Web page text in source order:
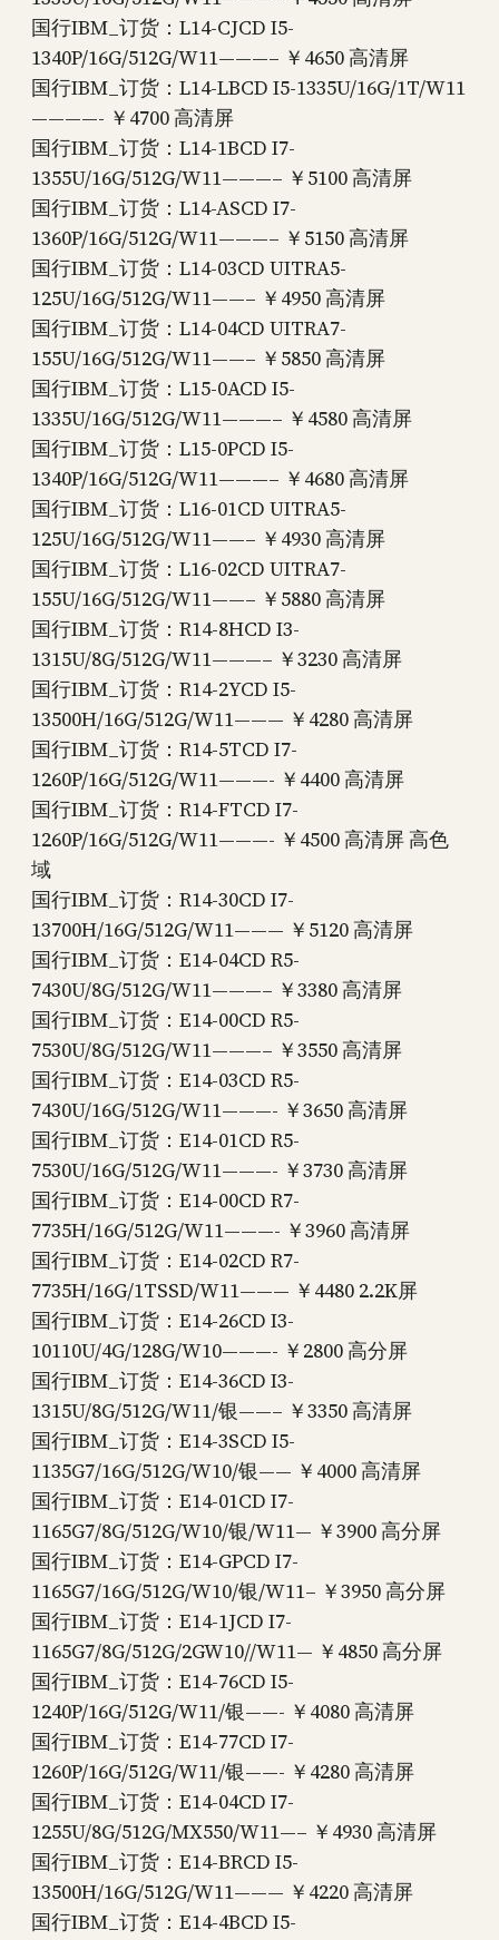
国行IBM_订货：L14-CJCD I5-
1340P/16G/512G/W11———– ￥4650 高清屏
国行IBM_订货：L14-LBCD I5-1335U/16G/1T/W11
————- ￥4700 高清屏
国行IBM_订货：L14-1BCD I7-
1355U/16G/512G/W11———– ￥5100 高清屏
国行IBM_订货：L14-ASCD I7-
1360P/16G/512G/W11———– ￥5150 高清屏
国行IBM_订货：L14-03CD UITRA5-
125U/16G/512G/W11——– ￥4950 高清屏
国行IBM_订货：L14-04CD UITRA7-
155U/16G/512G/W11——– ￥5850 高清屏
国行IBM_订货：L15-0ACD I5-
1335U/16G/512G/W11———– ￥4580 高清屏
国行IBM_订货：L15-0PCD I5-
1340P/16G/512G/W11———– ￥4680 高清屏
国行IBM_订货：L16-01CD UITRA5-
125U/16G/512G/W11——– ￥4930 高清屏
国行IBM_订货：L16-02CD UITRA7-
155U/16G/512G/W11——– ￥5880 高清屏
国行IBM_订货：R14-8HCD I3-
1315U/8G/512G/W11———– ￥3230 高清屏
国行IBM_订货：R14-2YCD I5-
13500H/16G/512G/W11——— ￥4280 高清屏
国行IBM_订货：R14-5TCD I7-
1260P/16G/512G/W11———- ￥4400 高清屏
国行IBM_订货：R14-FTCD I7-
1260P/16G/512G/W11———- ￥4500 高清屏 高色
域
国行IBM_订货：R14-30CD I7-
13700H/16G/512G/W11——— ￥5120 高清屏
国行IBM_订货：E14-04CD R5-
7430U/8G/512G/W11———– ￥3380 高清屏
国行IBM_订货：E14-00CD R5-
7530U/8G/512G/W11———– ￥3550 高清屏
国行IBM_订货：E14-03CD R5-
7430U/16G/512G/W11———- ￥3650 高清屏
国行IBM_订货：E14-01CD R5-
7530U/16G/512G/W11———- ￥3730 高清屏
国行IBM_订货：E14-00CD R7-
7735H/16G/512G/W11———- ￥3960 高清屏
国行IBM_订货：E14-02CD R7-
7735H/16G/1TSSD/W11——— ￥4480 2.2K屏
国行IBM_订货：E14-26CD I3-
10110U/4G/128G/W10———- ￥2800 高分屏
国行IBM_订货：E14-36CD I3-
1315U/8G/512G/W11/银——– ￥3350 高清屏
国行IBM_订货：E14-3SCD I5-
1135G7/16G/512G/W10/银—— ￥4000 高清屏
国行IBM_订货：E14-01CD I7-
1165G7/8G/512G/W10/银/W11— ￥3900 高分屏
国行IBM_订货：E14-GPCD I7-
1165G7/16G/512G/W10/银/W11– ￥3950 高分屏
国行IBM_订货：E14-1JCD I7-
1165G7/8G/512G/2GW10//W11— ￥4850 高分屏
国行IBM_订货：E14-76CD I5-
1240P/16G/512G/W11/银——- ￥4080 高清屏
国行IBM_订货：E14-77CD I7-
1260P/16G/512G/W11/银——- ￥4280 高清屏
国行IBM_订货：E14-04CD I7-
1255U/8G/512G/MX550/W11—– ￥4930 高清屏
国行IBM_订货：E14-BRCD I5-
13500H/16G/512G/W11——— ￥4220 高清屏
国行IBM_订货：E14-4BCD I5-